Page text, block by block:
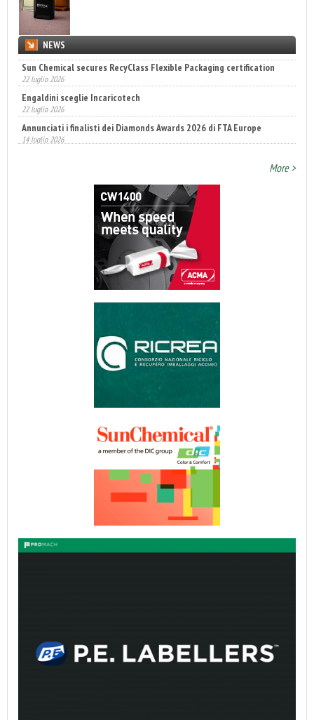
NEWS
Sun Chemical secures RecyClass Flexible Packaging certification
22 luglio 2026
Engaldini sceglie Incaricotech
22 luglio 2026
Annunciati i finalisti dei Diamonds Awards 2026 di FTA Europe
14 luglio 2026
More >